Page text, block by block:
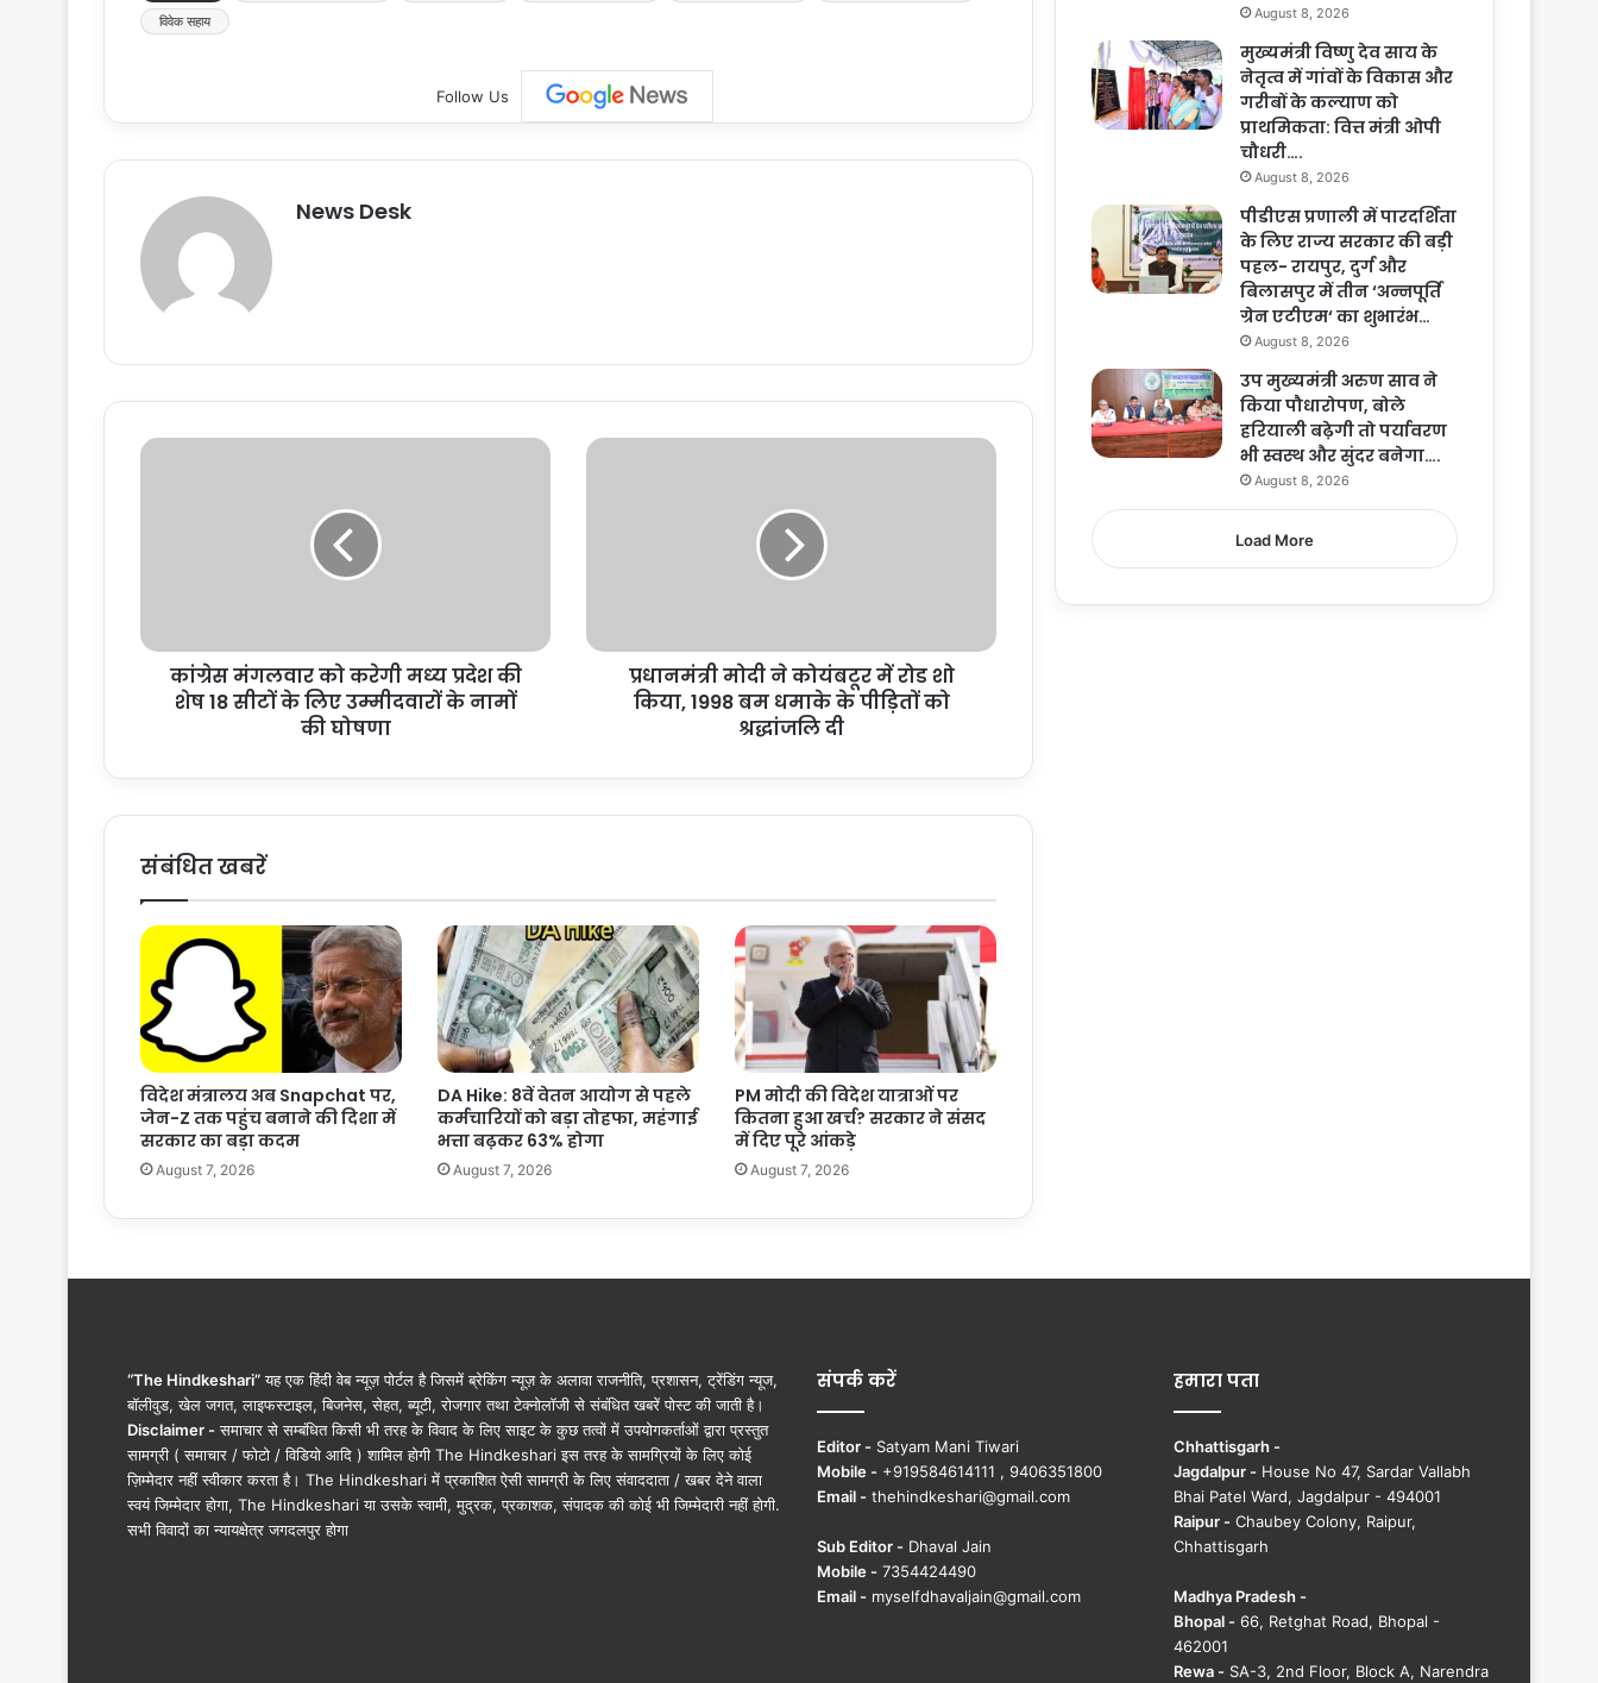
विवेक सहाय
Follow Us
News Desk
कां
को
ध्‍य
की
शे
सी
टों
के
लि
ए
उ
म्‍मी
द
रों
ष
णा
कांग्रेस मंगलवार को करेगी मध्‍य प्रदेश की
शेष 18 सीटों के लिए उम्‍मीदवारों के नामों
की घोषणा
प्र
को
में
या
,
1
9
9
8
ब
म
ध
मा
के
ड़ि
लि
दी
प्रधानमंत्री मोदी ने कोयंबटूर में रोड शो
किया, 1998 बम धमाके के पीड़ितों को
श्रद्धांजलि दी
संबंधित खबरें
विदेश मंत्रालय अब Snapchat पर,
जेन-Z तक पहुंच बनाने की दिशा में
सरकार का बड़ा कदम
August 7, 2026
DA Hike: 8वें वेतन आयोग से पहले
कर्मचारियों को बड़ा तोहफा, महंगाई
भत्ता बढ़कर 63% होगा
August 7, 2026
PM मोदी की विदेश यात्राओं पर
कितना हुआ खर्च? सरकार ने संसद
में दिए पूरे आंकड़े
August 7, 2026
August 8, 2026
मुख्यमंत्री विष्णु देव साय के
नेतृत्व में गांवों के विकास और
गरीबों के कल्याण को
प्राथमिकता: वित्त मंत्री ओपी
चौधरी….
August 8, 2026
पीडीएस प्रणाली में पारदर्शिता
के लिए राज्य सरकार की बड़ी
पहल- रायपुर, दुर्ग और
बिलासपुर में तीन ‘अन्नपूर्ति
ग्रेन एटीएम‘ का शुभारंभ…
August 8, 2026
उप मुख्यमंत्री अरुण साव ने
किया पौधारोपण, बोले
हरियाली बढ़ेगी तो पर्यावरण
भी स्वस्थ और सुंदर बनेगा….
August 8, 2026
Load More
“The Hindkeshari”यह एक हिंदी वेब न्यूज़ पोर्टल है जिसमें ब्रेकिंग न्यूज़ के अलावा राजनीति, प्रशासन, ट्रेंडिंग न्यूज,
बॉलीवुड, खेल जगत, लाइफस्टाइल, बिजनेस, सेहत, ब्यूटी, रोजगार तथा टेक्नोलॉजी से संबंधित खबरें पोस्ट की जाती है।
Disclaimer - समाचार से सम्बंधित किसी भी तरह के विवाद के लिए साइट के कुछ तत्वों में उपयोगकर्ताओं द्वारा प्रस्तुत
सामग्री ( समाचार / फोटो / विडियो आदि ) शामिल होगी The Hindkeshari इस तरह के सामग्रियों के लिए कोई
ज़िम्मेदार नहीं स्वीकार करता है। The Hindkeshari में प्रकाशित ऐसी सामग्री के लिए संवाददाता / खबर देने वाला
स्वयं जिम्मेदार होगा, The Hindkeshari या उसके स्वामी, मुद्रक, प्रकाशक, संपादक की कोई भी जिम्मेदारी नहीं होगी.
सभी विवादों का न्यायक्षेत्र जगदलपुर होगा
संपर्क करें
Editor - Satyam Mani Tiwari
Mobile - +919584614111 , 9406351800
Email - thehindkeshari@gmail.com
Sub Editor - Dhaval Jain
Mobile - 7354424490
Email - myselfdhavaljain@gmail.com
हमारा पता
Chhattisgarh -
Jagdalpur - House No 47, Sardar Vallabh
Bhai Patel Ward, Jagdalpur - 494001
Raipur - Chaubey Colony, Raipur,
Chhattisgarh
Madhya Pradesh -
Bhopal - 66, Retghat Road, Bhopal -
462001
Rewa - SA-3, 2nd Floor, Block A, Narendra